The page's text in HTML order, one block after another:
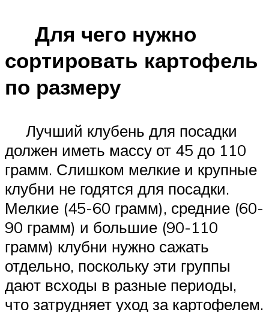
Для чего нужно
сортировать картофель
по размеру
Лучший клубень для посадки
должен иметь массу от 45 до 110
грамм. Слишком мелкие и крупные
клубни не годятся для посадки.
Мелкие (45-60 грамм), средние (60-
90 грамм) и большие (90-110
грамм) клубни нужно сажать
отдельно, поскольку эти группы
дают всходы в разные периоды,
что затрудняет уход за картофелем.